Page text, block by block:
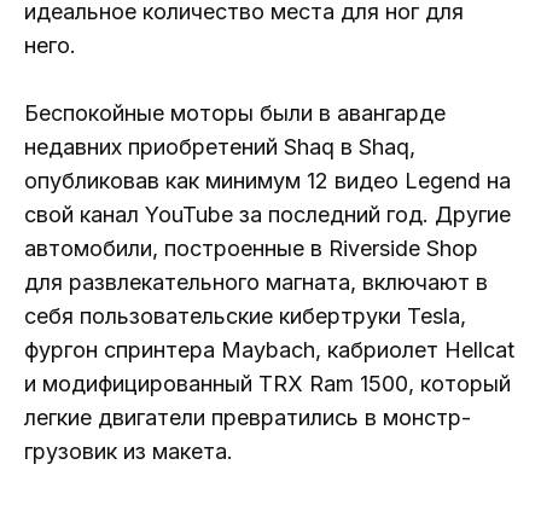
идеальное количество места для ног для
него.
Беспокойные моторы были в авангарде
недавних приобретений Shaq в Shaq,
опубликовав как минимум 12 видео Legend на
свой канал YouTube за последний год. Другие
автомобили, построенные в Riverside Shop
для развлекательного магната, включают в
себя пользовательские кибертруки Tesla,
фургон спринтера Maybach, кабриолет Hellcat
и модифицированный TRX Ram 1500, который
легкие двигатели превратились в монстр-
грузовик из макета.